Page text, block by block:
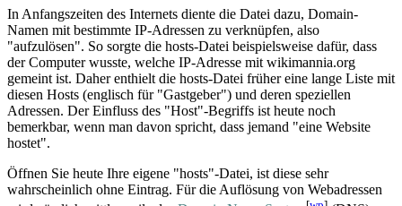
In Anfangszeiten des Internets diente die Datei dazu, Domain-
Namen mit bestimmte IP-Adressen zu verknüpfen, also
"aufzulösen". So sorgte die hosts-Datei beispielsweise dafür, dass
der Computer wusste, welche IP-Adresse mit wikimannia.org
gemeint ist. Daher enthielt die hosts-Datei früher eine lange Liste mit
diesen Hosts (englisch für "Gastgeber") und deren speziellen
Adressen. Der Einfluss des "Host"-Begriffs ist heute noch
bemerkbar, wenn man davon spricht, dass jemand "eine Website
hostet".
Öffnen Sie heute Ihre eigene "hosts"-Datei, ist diese sehr
wahrscheinlich ohne Eintrag. Für die Auflösung von Webadressen